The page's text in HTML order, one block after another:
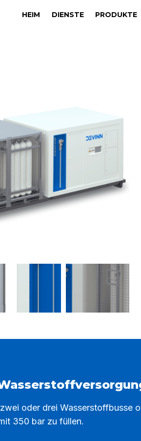
HEIM DIENSTE PRODUKTE
oder drei Wasserstoffbusse
350 bar zu füllen.